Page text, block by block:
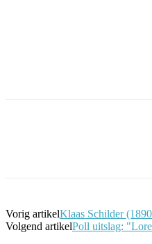
Vorig artikelKlaas Schilder
Volgend artikelPoll uitslag: